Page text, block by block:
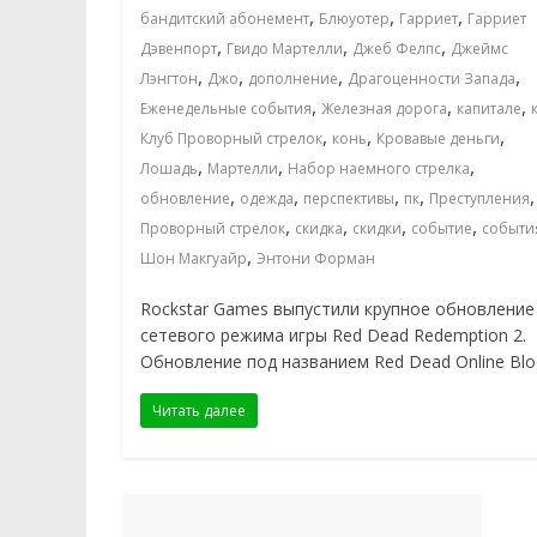
бандитский абонемент, Блюуотер, Гарриет, Гарриет
Дэвенпорт, Гвидо Мартелли, Джеб Фелпс, Джеймс
Лэнгтон, Джо, дополнение, Драгоценности Запада,
Еженедельные события, Железная дорога, капитале,
Клуб Проворный стрелок, конь, Кровавые деньги,
Лошадь, Мартелли, Набор наемного стрелка,
обновление, одежда, перспективы, пк, Преступления,
Проворный стрелок, скидка, скидки, событие,
Шон Макгуайр, Энтони Форман
Rockstar Games выпустили крупное
сетевого режима игры Red Dead Redemption 2.
Обновление под названием Red Dead Online
Читать далее